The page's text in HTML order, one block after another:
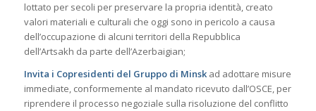
lottato per secoli per preservare la propria identità, creato
valori materiali e culturali che oggi sono in pericolo a causa
dell’occupazione di alcuni territori della Repubblica
dell’Artsakh da parte dell’Azerbaigian;
Invita i Copresidenti del Gruppo di Minskad adottare misure
immediate, conformemente al mandato ricevuto dall’OSCE, per
riprendere il processo negoziale sulla risoluzione del conflitto